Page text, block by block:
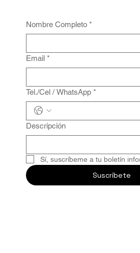
Nombre Completo *
Email *
Tel./Cel / WhatsApp *
Descripción
Sí, suscríbeme a tu boletín
Suscríbete